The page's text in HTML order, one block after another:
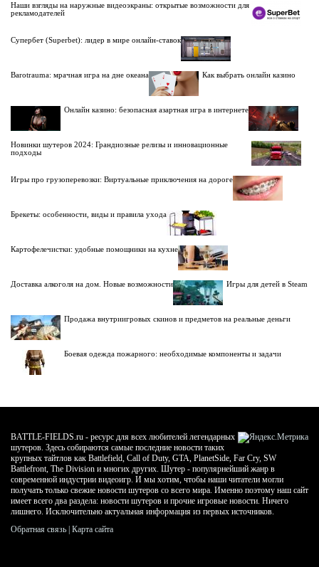
Наши взгляды на наружные видеоэкраны: открытые возможности для
рекламодателей
Супербет (Superbet): лидер в мире онлайн-ставок
Barotrauma: мрачная игра на дне океана Как выбрать онлайн казино
Онлайн казино: безопасная азартная игра в интернете
Новинки шутеров 2024: Грандиозные релизы и инновационные
подходы
Игры про грузоперевозки: Виртуальные приключения на дороге
Брекеты: особенности, виды и правила ухода
Картофелечистки: удобные помощники на кухне
Доставка алкоголя на дом. Новые возможности Игры для детей в Steam
Продажа внутриигровых скинов и предметов на реальные деньги
Боевая одежда пожарного: необходимые компоненты и задачи
BATTLE-FIELDS.ru - ресурс для всех любителей легендарных
шутеров. Здесь собираются самые последние новости таких
крупных тайтлов как Battlefield, Call of Duty, GTA, PlanetSide, Far Cry, SW
Battlefront, The Division и многих других. Шутер - популярнейший жанр в
современной индустрии видеоигр. И мы хотим, чтобы наши читатели могли
получать только свежие новости шутеров со всего мира. Именно поэтому наш сайт
имеет всего два раздела: новости шутеров и прочие игровые новости. Ничего
лишнего. Исключительно актуальная информация из первых источников.
Обратная связь Карта сайта